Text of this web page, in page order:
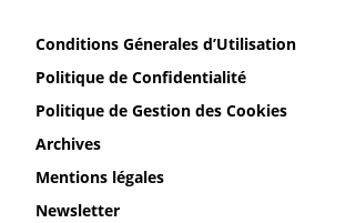
Conditions Génerales d’Utilisation
Politique de Confidentialité
Politique de Gestion des Cookies
Archives
Mentions légales
Newsletter